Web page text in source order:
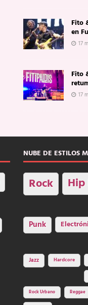
Fito
en
17
Fito
17
NUBE DE ESTILOS
Rock
Punk
Jazz Hardcore
Rock Urbano Reggae